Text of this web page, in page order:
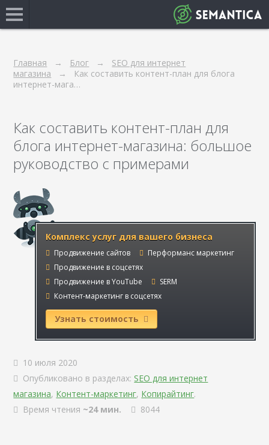
Главная Блог
SEO для интернет
магазина
Как составить контент-план для блога
интернет-мага…
Как составить контент-план для
блога интернет-магазина: большое
руководство с примерами
Комплекс услуг для вашего бизнеса
Продвижение сайтов
Перформанс маркетинг
Продвижение в соцсетях
Продвижение в YouTube
SERM
Контент-маркетинг в соцсетях
Узнать стоимость
10 июля 2020
Опубликовано в разделах: SEO для интернет
магазина, Контент-маркетинг, Копирайтинг.
Время чтения ~24 мин. 8044